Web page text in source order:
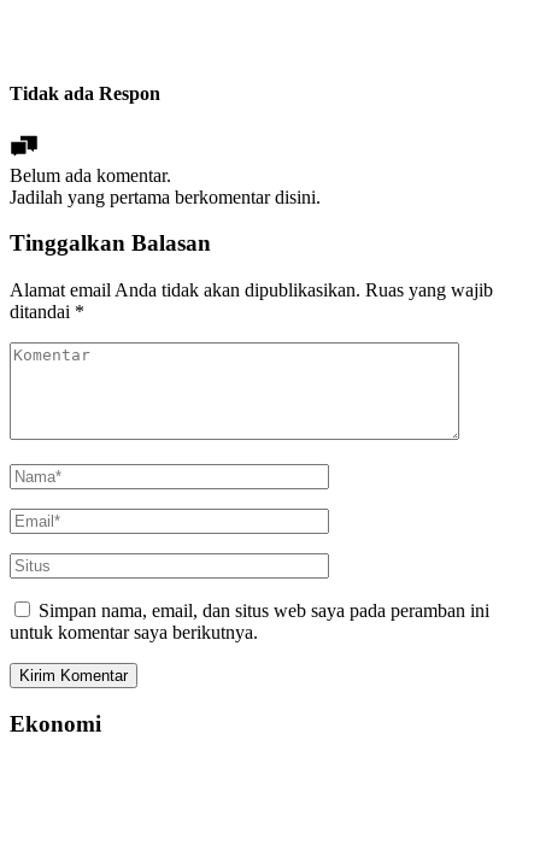
Tidak ada Respon
Belum ada komentar.
Jadilah yang pertama berkomentar disini.
Tinggalkan Balasan
Alamat email Anda tidak akan dipublikasikan. Ruas yang wajib
ditandai *
Simpan nama, email, dan situs web saya pada peramban ini
untuk komentar saya berikutnya.
Ekonomi